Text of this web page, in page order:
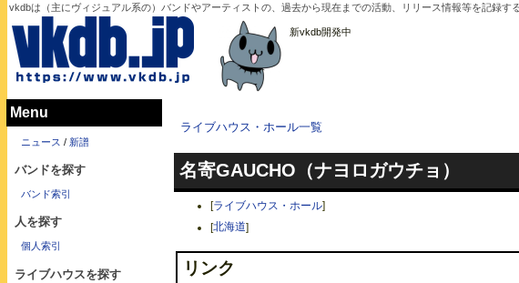
vkdbは（主にヴィジュアル系の）バンドやアーティストの、過去から現在までの活動、リリース情報等を記録す
新vkdb開発中
ライブハウス・ホール一覧
名寄GAUCHO（ナヨロガウチョ）
[ライブハウス・ホール]
[北海道]
リンク
Menu
ニュース / 新譜
バンドを探す
バンド索引
人を探す
個人索引
ライブハウスを探す